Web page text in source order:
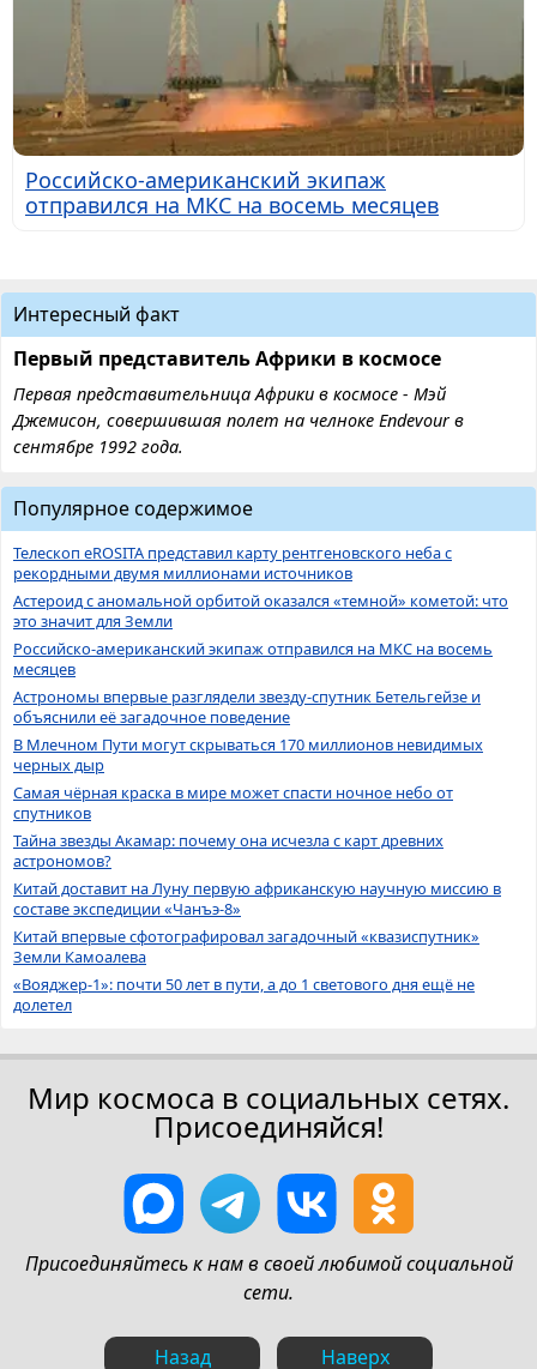
Российско-американский экипаж
отправился на МКС на восемь месяцев
Интересный факт
Первый представитель Африки в космосе
Первая представительница Африки в космосе - Мэй
Джемисон, совершившая полет на челноке Endevour в
сентябре 1992 года.
Популярное содержимое
Телескоп eROSITA представил карту рентгеновского неба с
рекордными двумя миллионами источников
Астероид с аномальной орбитой оказался «темной» кометой: что
это значит для Земли
Российско-американский экипаж отправился на МКС на восемь
месяцев
Астрономы впервые разглядели звезду-спутник Бетельгейзе и
объяснили её загадочное поведение
В Млечном Пути могут скрываться 170 миллионов невидимых
черных дыр
Самая чёрная краска в мире может спасти ночное небо от
спутников
Тайна звезды Акамар: почему она исчезла с карт древних
астрономов?
Китай доставит на Луну первую африканскую научную миссию в
составе экспедиции «Чанъэ-8»
Китай впервые сфотографировал загадочный «квазиспутник»
Земли Камоалева
«Вояджер-1»: почти 50 лет в пути, а до 1 светового дня ещё не
долетел
Мир космоса в социальных сетях.
Присоединяйся!
Присоединяйтесь к нам в своей любимой социальной
сети.
Назад Наверх